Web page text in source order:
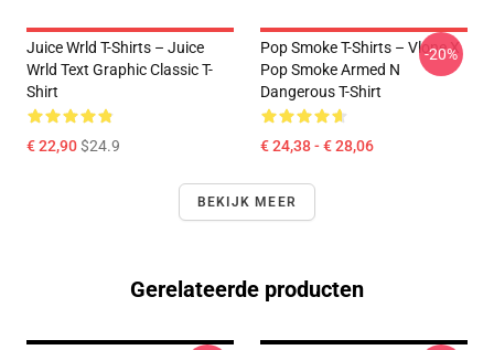
Juice Wrld T-Shirts – Juice
Wrld Text Graphic Classic T-
Shirt
€ 22,90$24.9
Pop Smoke T-Shirts – Vlone X
Pop Smoke Armed N
Dangerous T-Shirt
€ 24,38 - € 28,06
-20%
BEKIJK MEER
Gerelateerde producten